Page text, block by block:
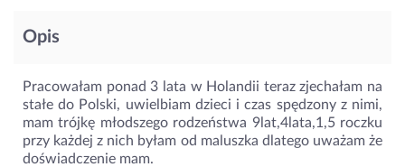
Opis
Pracowałam ponad 3 lata w Holandii teraz zjechałam na
stałe do Polski, uwielbiam dzieci i czas spędzony z nimi,
mam trójkę młodszego rodzeństwa 9lat,4lata,1,5 roczku
przy każdej z nich byłam od maluszka dlatego uważam że
doświadczenie mam.